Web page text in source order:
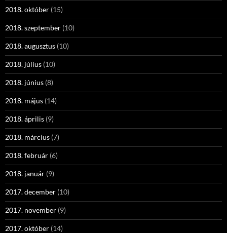
2018. október (15)
2018. szeptember (10)
2018. augusztus (10)
2018. július (10)
2018. június (8)
2018. május (14)
2018. április (9)
2018. március (7)
2018. február (6)
2018. január (9)
2017. december (10)
2017. november (9)
2017. október (14)